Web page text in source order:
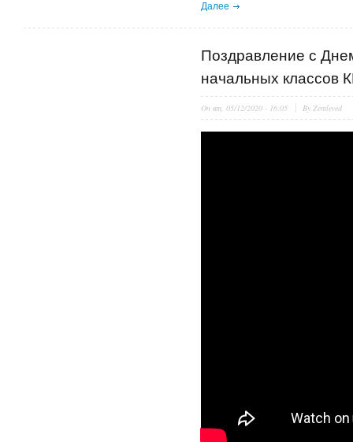
Далее
Поздравление с
начальных классов
On вт, 05/12/2020 - 16:05 By Zemleved